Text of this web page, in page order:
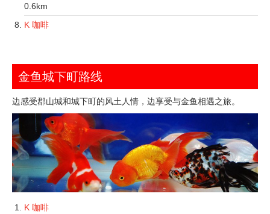
0.6km
K 咖啡
金鱼城下町路线
边感受郡山城和城下町的风土人情，边享受与金鱼相遇之旅。
K 咖啡